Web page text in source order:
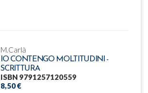
M.Carlà
IO CONTENGO MOLTITUDINI -
SCRITTURA
ISBN 9791257120559
8,50 €